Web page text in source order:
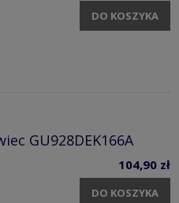
DO KOSZYKA
GU928DEK166A
104,90 zł
DO KOSZYKA